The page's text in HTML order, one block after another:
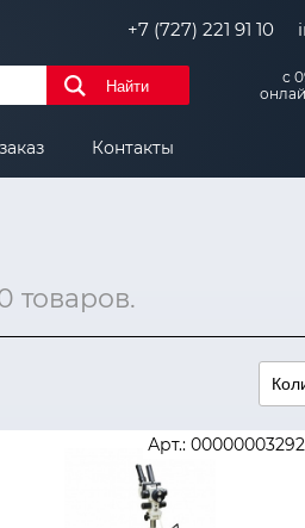
+7 (727) 221 91 10
Найти
с
Контакты
товаров.
Арт.: 00000003292